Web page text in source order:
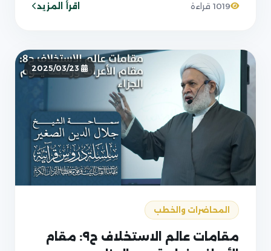
1019 قراءة اقرأ المزيد
المحاضرات والخطب
مقامات عالم الاستخلاف ح٩: مقام